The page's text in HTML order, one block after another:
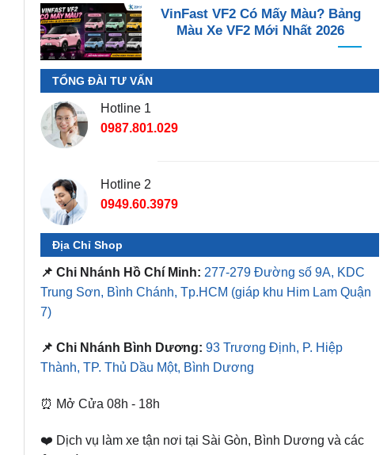
VinFast VF2 Có Mấy Màu? Bảng
Màu Xe VF2 Mới Nhất 2026
TỔNG ĐÀI TƯ VẤN
Hotline 1
0987.801.029
Hotline 2
0949.60.3979
Địa Chỉ Shop
📌 Chi Nhánh Hồ Chí Minh: 277-279 Đường số 9A, KDC
Trung Sơn, Bình Chánh, Tp.HCM (giáp khu Him Lam Quận
7)
📌 Chi Nhánh Bình Dương: 93 Trương Định, P. Hiệp
Thành, TP. Thủ Dầu Một, Bình Dương
⏰ Mở Cửa 08h - 18h
❤️ Dịch vụ làm xe tận nơi tại Sài Gòn, Bình Dương và các